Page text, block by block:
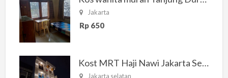
Jakarta
Rp 650
Kost MRT Haji Nawi Jakarta Selatan
Jakarta selatan